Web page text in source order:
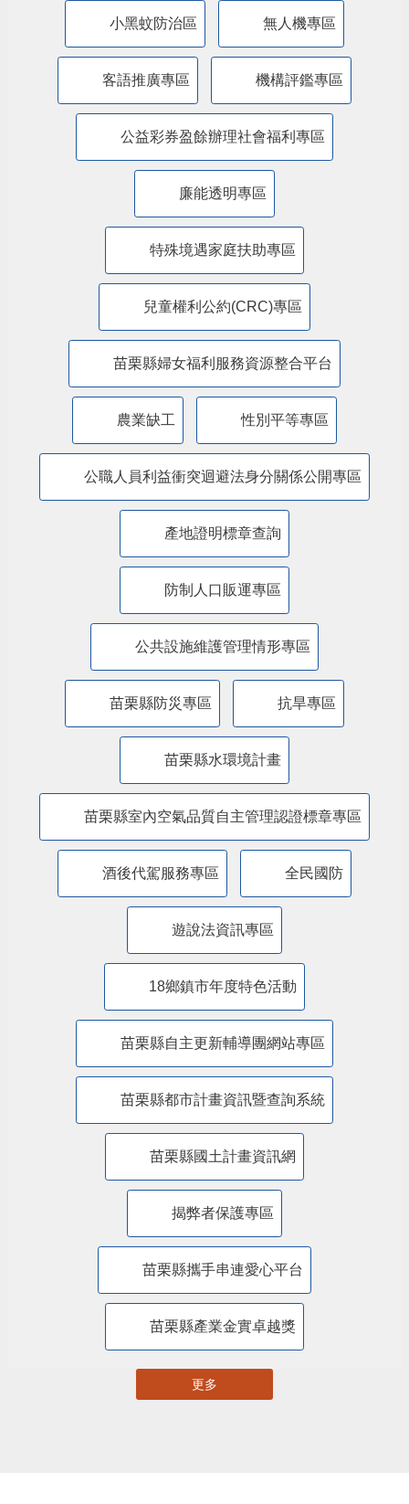
小黑蚊防治區 無人機專區
客語推廣專區 機構評鑑專區
公益彩券盈餘辦理社會福利專區
廉能透明專區
特殊境遇家庭扶助專區
兒童權利公約(CRC)專區
苗栗縣婦女福利服務資源整合平台
農業缺工 性別平等專區
公職人員利益衝突迴避法身分關係公開專區
產地證明標章查詢
防制人口販運專區
​公共設施維護管理情形專區
苗栗縣防災專區 抗旱專區
苗栗縣水環境計畫
苗栗縣室內空氣品質自主管理認證標章專區
酒後代駕服務專區 全民國防
遊說法資訊專區
18鄉鎮市年度特色活動
苗栗縣自主更新輔導團網站專區
苗栗縣都市計畫資訊暨查詢系統
苗栗縣國土計畫資訊網
揭弊者保護專區
苗栗縣攜手串連愛心平台
苗栗縣產業金實卓越獎
更多